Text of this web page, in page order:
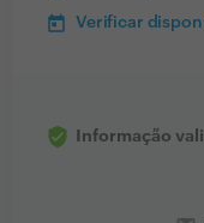
Verificar
Informação